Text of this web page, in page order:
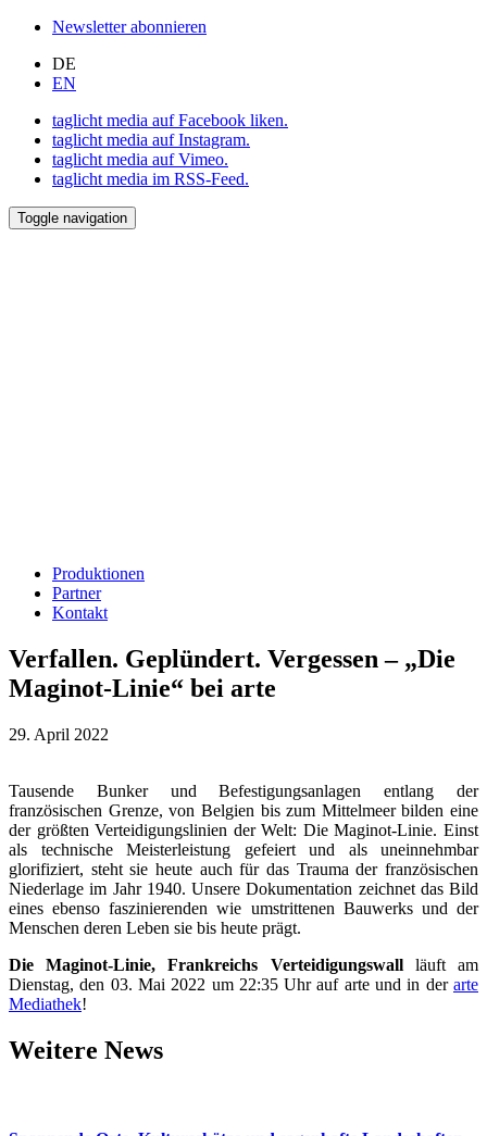
Newsletter abonnieren
DE
EN
taglicht media auf Facebook liken.
taglicht media auf Instagram.
taglicht media auf Vimeo.
taglicht media im RSS-Feed.
Toggle navigation
Produktionen
Partner
Kontakt
Verfallen. Geplündert. Vergessen – „Die
Maginot-Linie“ bei arte
29. April 2022
Tausende Bunker und Befestigungsanlagen entlang der
französischen Grenze, von Belgien bis zum Mittelmeer bilden eine
der größten Verteidigungslinien der Welt: Die Maginot-Linie. Einst
als technische Meisterleistung gefeiert und als uneinnehmbar
glorifiziert, steht sie heute auch für das Trauma der französischen
Niederlage im Jahr 1940. Unsere Dokumentation zeichnet das Bild
eines ebenso faszinierenden wie umstrittenen Bauwerks und der
Menschen deren Leben sie bis heute prägt.
Die Maginot-Linie, Frankreichs Verteidigungswallläuft am
Dienstag, den 03. Mai 2022 um 22:35 Uhr auf arte und in der arte
Mediathek!
Weitere News